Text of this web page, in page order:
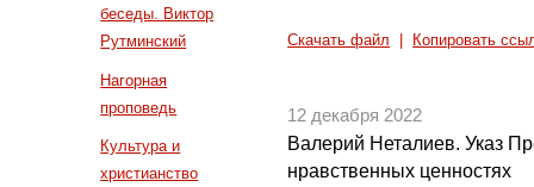
беседы. Виктор
Рутминский
Нагорная
проповедь
Культура и
христианство
Скачать файл Копировать
12 декабря 2022
Валерий Неталиев. Указ
нравственных ценностях